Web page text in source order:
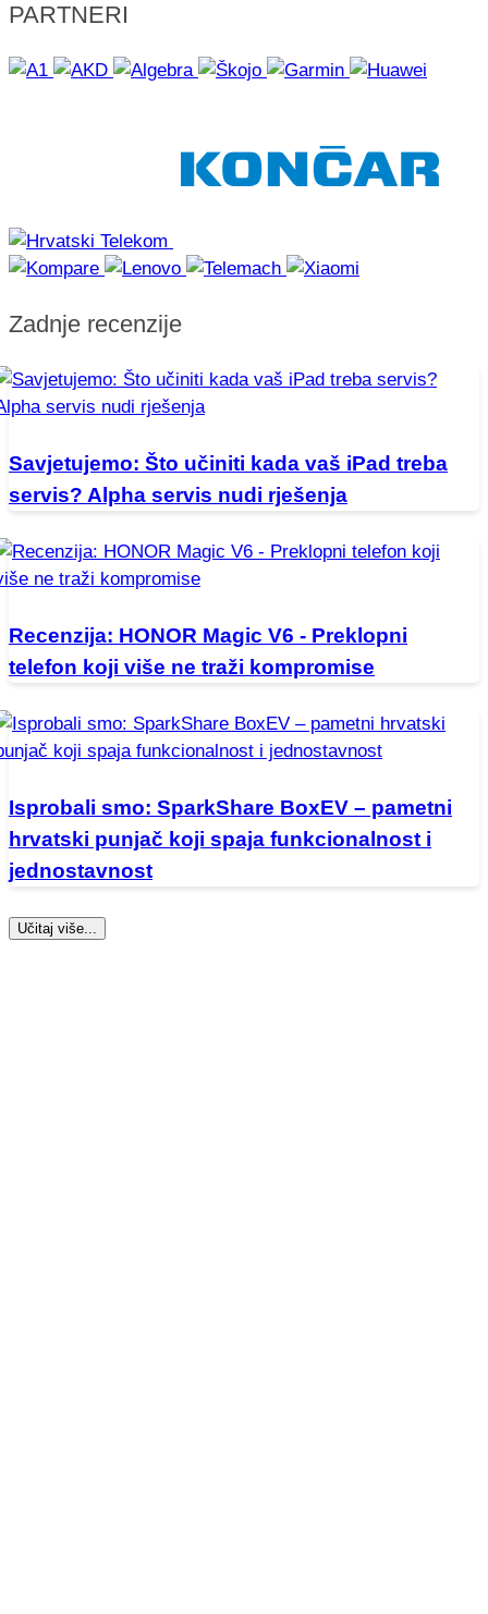
PARTNERI
Zadnje recenzije
Savjetujemo: Što učiniti kada vaš iPad treba
servis? Alpha servis nudi rješenja
Recenzija: HONOR Magic V6 - Preklopni
telefon koji više ne traži kompromise
Isprobali smo: SparkShare BoxEV – pametni
hrvatski punjač koji spaja funkcionalnost i
jednostavnost
Učitaj više...